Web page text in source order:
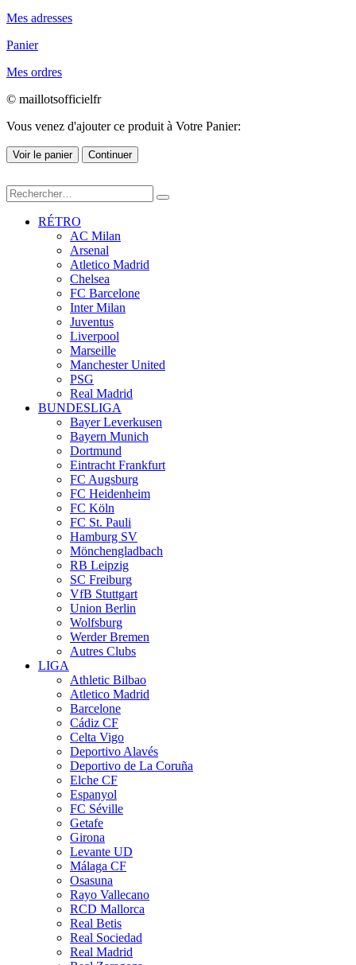
Mes adresses
Panier
Mes ordres
© maillotsofficielfr
Vous venez d'ajouter ce produit à Votre Panier:
Voir le panier Continuer
RÉTRO
AC Milan
Arsenal
Atletico Madrid
Chelsea
FC Barcelone
Inter Milan
Juventus
Liverpool
Marseille
Manchester United
PSG
Real Madrid
BUNDESLIGA
Bayer Leverkusen
Bayern Munich
Dortmund
Eintracht Frankfurt
FC Augsburg
FC Heidenheim
FC Köln
FC St. Pauli
Hamburg SV
Mönchengladbach
RB Leipzig
SC Freiburg
VfB Stuttgart
Union Berlin
Wolfsburg
Werder Bremen
Autres Clubs
LIGA
Athletic Bilbao
Atletico Madrid
Barcelone
Cádiz CF
Celta Vigo
Deportivo Alavés
Deportivo de La Coruña
Elche CF
Espanyol
FC Séville
Getafe
Girona
Levante UD
Málaga CF
Osasuna
Rayo Vallecano
RCD Mallorca
Real Betis
Real Sociedad
Real Madrid